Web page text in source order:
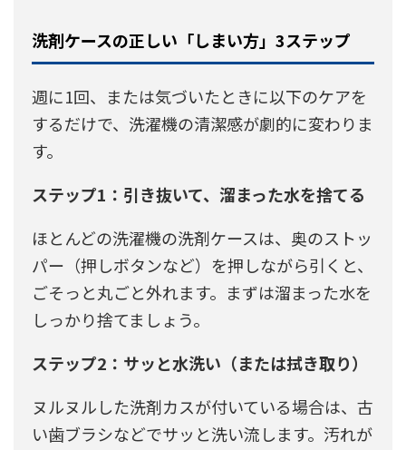
洗剤ケースの正しい「しまい方」3ステップ
週に1回、または気づいたときに以下のケアを
するだけで、洗濯機の清潔感が劇的に変わりま
す。
ステップ1：引き抜いて、溜まった水を捨てる
ほとんどの洗濯機の洗剤ケースは、奥のストッ
パー（押しボタンなど）を押しながら引くと、
ごそっと丸ごと外れます。まずは溜まった水を
しっかり捨てましょう。
ステップ2：サッと水洗い（または拭き取り）
ヌルヌルした洗剤カスが付いている場合は、古
い歯ブラシなどでサッと洗い流します。汚れが